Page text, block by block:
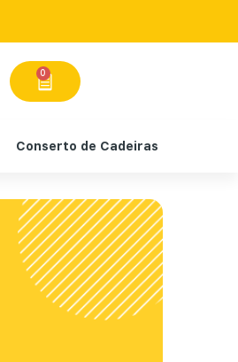
0
Conserto de Cadeiras